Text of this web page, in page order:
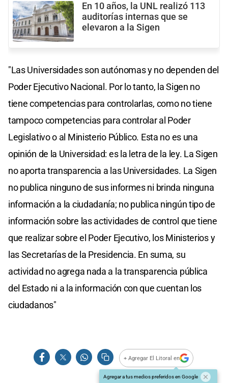
En 10 años, la UNL realizó 113
auditorías internas que se
elevaron a la Sigen
"Las Universidades son autónomas y no dependen del
Poder Ejecutivo Nacional. Por lo tanto, la Sigen no
tiene competencias para controlarlas, como no tiene
tampoco competencias para controlar al Poder
Legislativo o al Ministerio Público. Esta no es una
opinión de la Universidad: es la letra de la ley. La Sigen
no aporta transparencia a las Universidades. La Sigen
no publica ninguno de sus informes ni brinda ninguna
información a la ciudadanía; no publica ningún tipo de
información sobre las actividades de control que tiene
que realizar sobre el Poder Ejecutivo, los Ministerios y
las Secretarías de la Presidencia. En suma, su
actividad no agrega nada a la transparencia pública
del Estado ni a la información con que cuentan los
ciudadanos"
+ Agregar El Litoral en
Agregar a tus medios preferidos en Google